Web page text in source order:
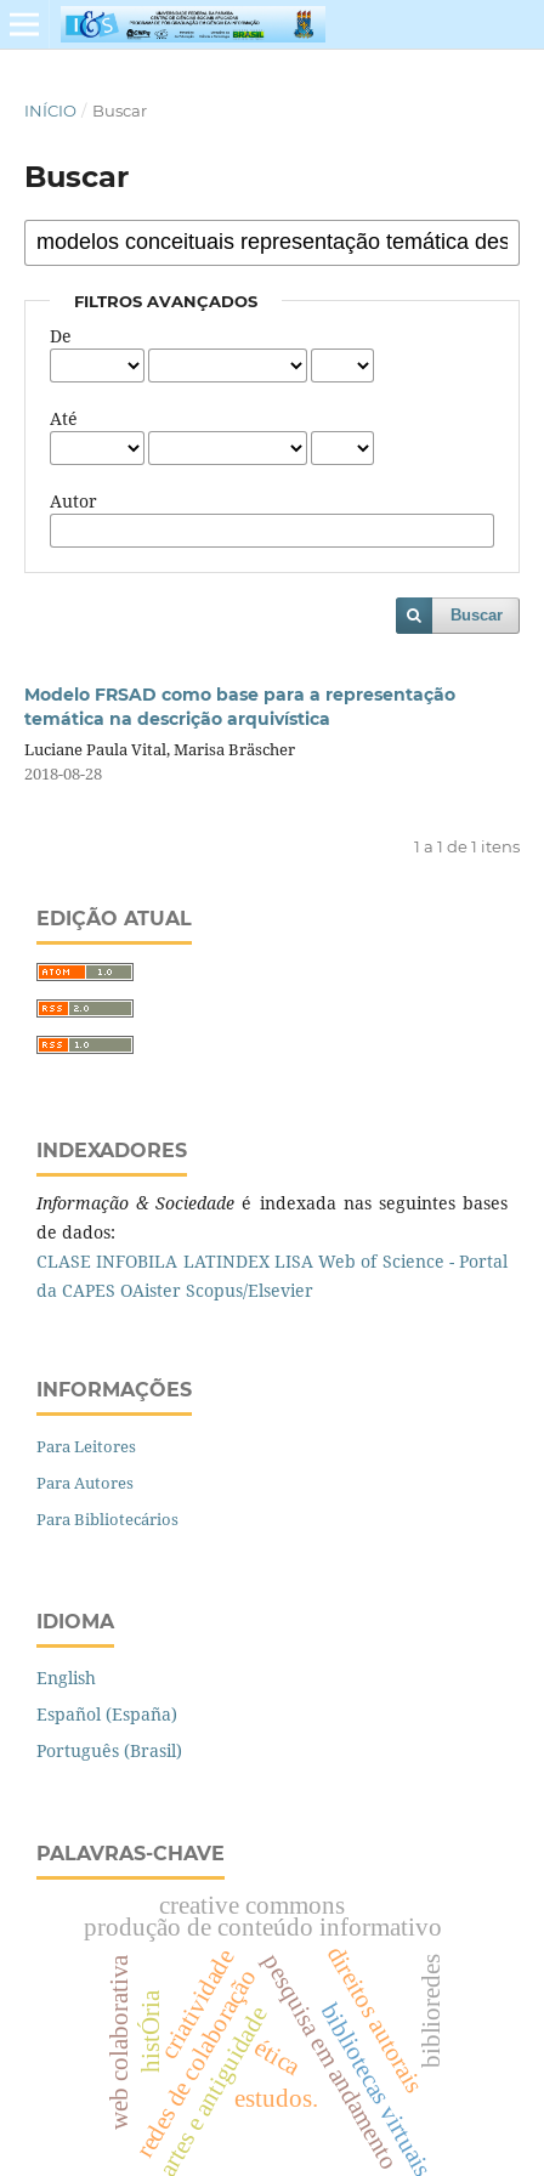
INÍCIO / Buscar
Buscar
FILTROS AVANÇADOS
De
Até
Autor
Buscar
Modelo FRSAD como base para a representação
temática na descrição arquivística
Luciane Paula Vital, Marisa Bräscher
2018-08-28
1 a 1 de 1 itens
EDIÇÃO ATUAL
INDEXADORES
Informação & Sociedadeé indexada nas seguintes bases
de dados:
CLASE INFOBILA LATINDEX LISA Web of Science - Portal
da CAPES OAister Scopus/Elsevier
INFORMAÇÕES
Para Leitores
Para Autores
Para Bibliotecários
IDIOMA
English
Español (España)
Português (Brasil)
PALAVRAS-CHAVE
redes de colaboraçãopesquisa em andamento
estudos.
produção de conteúdo informativo
bibliotecas virtuais
artes e antiguidade
creative commons
direitos autorais
criatividade
histÓria biblioredes
ética
web colaborativa